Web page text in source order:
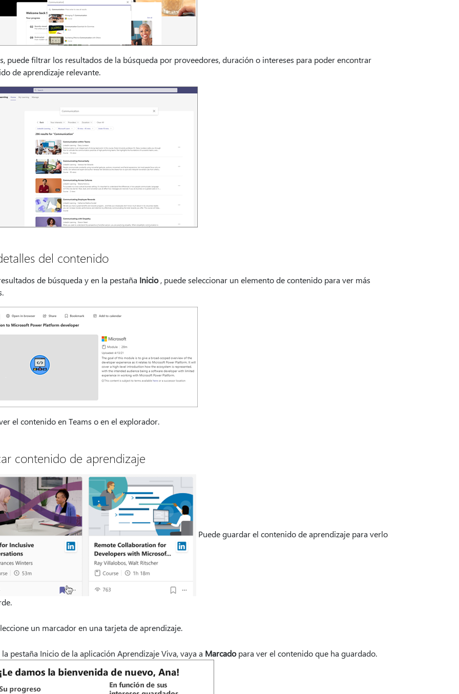
puede filtrar los resultados de la búsqueda por proveedores, duración o intereses para poder encontrar
de aprendizaje relevante.
del contenido
de búsqueda y en la pestaña Inicio, puede seleccionar un elemento de contenido para ver más
el contenido en Teams o en el explorador.
contenido de aprendizaje
Puede guardar el contenido de aprendizaje para verlo
un marcador en una tarjeta de aprendizaje.
la pestaña Inicio de la aplicación Aprendizaje Viva, vaya a Marcadopara ver el contenido que ha guardado.